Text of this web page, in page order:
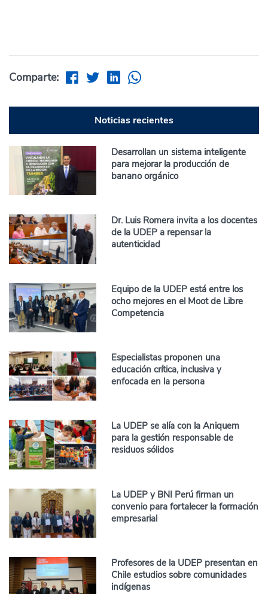
Comparte:
Noticias recientes
Desarrollan un sistema inteligente
para mejorar la producción de
banano orgánico
Dr. Luis Romera invita a los docentes
de la UDEP a repensar la
autenticidad
Equipo de la UDEP está entre los
ocho mejores en el Moot de Libre
Competencia
Especialistas proponen una
educación crítica, inclusiva y
enfocada en la persona
La UDEP se alía con la Aniquem
para la gestión responsable de
residuos sólidos
La UDEP y BNI Perú firman un
convenio para fortalecer la formación
empresarial
Profesores de la UDEP presentan en
Chile estudios sobre comunidades
indígenas